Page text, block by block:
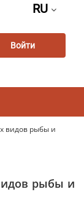
RU
Войти
видов рыбы и
рыбы и